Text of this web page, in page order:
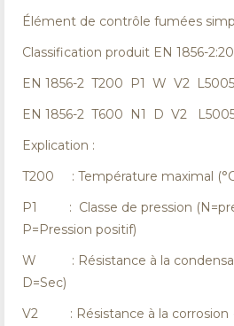
Élément de contrôle fumées
Classification produit EN 1856-
EN 1856-2 T200 P1 W V2
EN 1856-2 T600 N1 D V2
Explication :
T200 : Température maximal
P1 : Classe de pression
P=Pression positif)
W : Résistance à la
D=Sec)
V2 : Résistance à la corrosion